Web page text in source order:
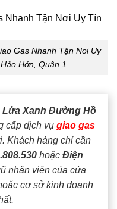
Gas Nhanh Tận Nơi Uy
Hớn, Quận 1
Lửa Xanh Đường Hồ
cấp dịch vụ giao gas
Khách hàng chỉ cần
hoặc Điện
nhân viên của cửa
cơ sở kinh doanh